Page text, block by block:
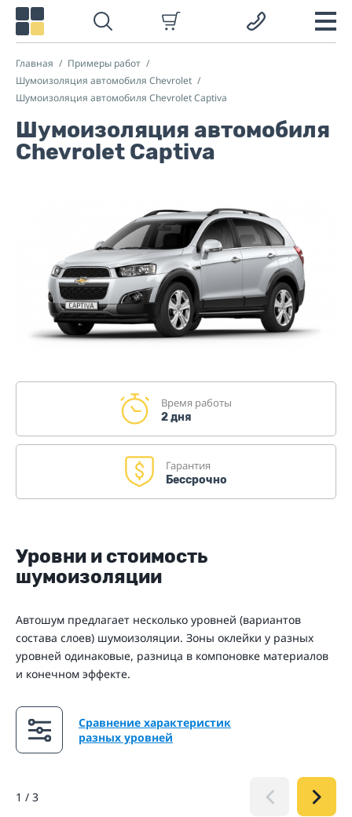
Главная
Примеры работ
Шумоизоляция автомобиля Chevrolet
Шумоизоляция автомобиля Chevrolet Captiva
Шумоизоляция автомобиля
Chevrolet Captiva
Время работы
2 дня
Гарантия
Бессрочно
Уровни и стоимость
шумоизоляции
Автошум предлагает несколько уровней (вариантов
состава слоев) шумоизоляции. Зоны оклейки у разных
уровней одинаковые, разница в компоновке материалов
и конечном эффекте.
Сравнение характеристик
разных уровней
1 / 3